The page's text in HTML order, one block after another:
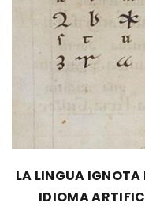
LA LINGUA IGNOTA
IDIOMA